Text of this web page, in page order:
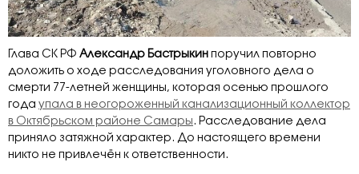
Глава СК РФ Александр Бастрыкин поручил повторно
доложить о ходе расследования уголовного дела о
смерти 77-летней женщины, которая осенью прошлого
года упала в неогороженный канализационный коллектор
в Октябрьском районе Самары. Расследование дела
приняло затяжной характер. До настоящего времени
никто не привлечён к ответственности.